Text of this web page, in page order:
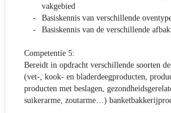
vakgebied
Basiskennis van verschillende
Basiskennis van de verschillende
Competentie 5:
Bereidt in opdracht verschillende soorten
(vet-, kook- en bladerdeegproducten,
producten met beslagen,
suikerarme, zoutarme…)